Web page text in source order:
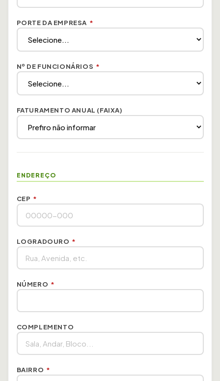
PORTE DA EMPRESA *
Nº DE FUNCIONÁRIOS *
FATURAMENTO ANUAL (FAIXA)
ENDEREÇO
CEP *
LOGRADOURO *
NÚMERO *
COMPLEMENTO
BAIRRO *